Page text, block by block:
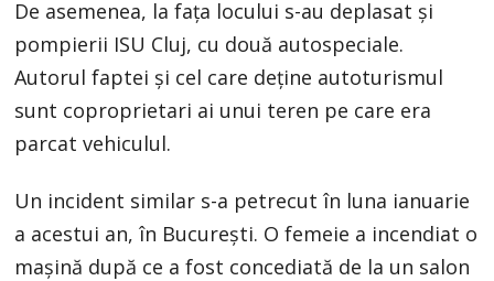
De asemenea, la fața locului s-au deplasat și
pompierii ISU Cluj, cu două autospeciale.
Autorul faptei și cel care deține autoturismul
sunt coproprietari ai unui teren pe care era
parcat vehiculul.
Un incident similar s-a petrecut în luna ianuarie
a acestui an, în București. O femeie a incendiat o
mașină după ce a fost concediată de la un salon